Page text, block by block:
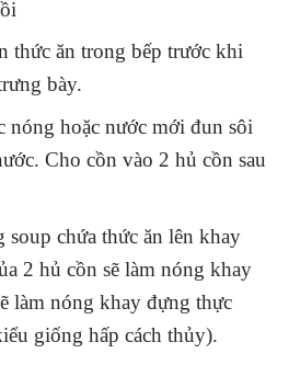
thức ăn trong bếp trước khi
bày.
hoặc nước mới đun sôi
Cho cồn vào 2 hủ cồn sau
chứa thức ăn lên khay
2 hủ cồn sẽ làm nóng khay
làm nóng khay đựng thực
giống hấp cách thủy).